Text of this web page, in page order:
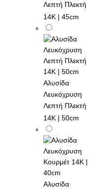
Λεπτή Πλεκτή
14K | 45cm
Αλυσίδα
Λευκόχρυση
Λεπτή Πλεκτή
14K | 50cm
Αλυσίδα